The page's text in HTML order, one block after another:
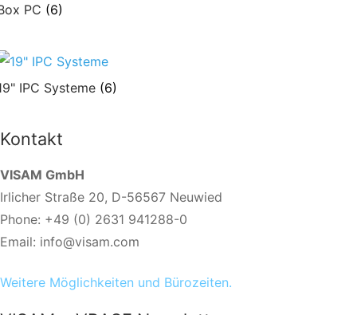
PC (6)
IPC Systeme (6)
Kontakt
VISAM GmbH
Irlicher Straße 20, D-56567 Neuwied
Phone: +49 (0) 2631 941288-0
Email: info@visam.com
Weitere Möglichkeiten und Bürozeiten.